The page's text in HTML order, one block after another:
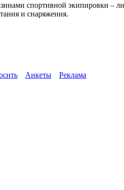
спортивной экипировки
и снаряжения.
Анкеты Реклама